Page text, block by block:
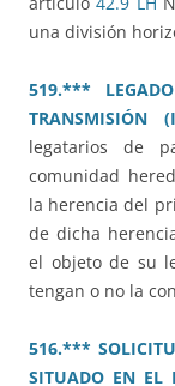
una división
519.***
TRANSMISIÓN
legatarios de
comunidad
la herencia del
de dicha
el objeto de su
tengan o no la
516.***
SITUADO EN EL